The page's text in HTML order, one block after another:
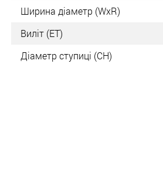
Ширина діаметр (WxR)
Виліт (ET)
Діаметр ступиці (СН)